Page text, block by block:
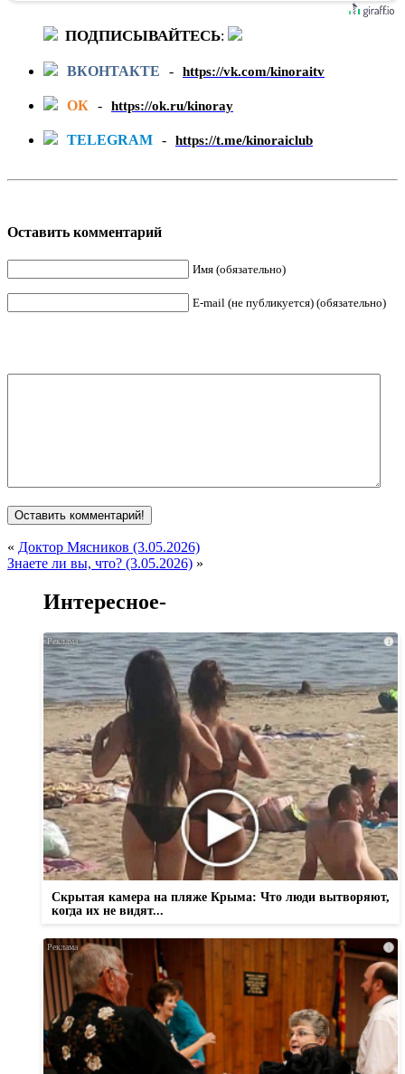
ПОДПИСЫВАЙТЕСЬ:
ВКОНТАКТЕ - https://vk.com/kinoraitv
ОК - https://ok.ru/kinoray
TELEGRAM - https://t.me/kinoraiclub
Оставить комментарий
Имя (обязательно)
E-mail (не публикуется) (обязательно)
« Доктор Мясников (3.05.2026)
Знаете ли вы, что? (3.05.2026) »
Интересное-
i
Скрытая камера на пляже Крыма: Что люди вытворяют,
когда их не видят...
i